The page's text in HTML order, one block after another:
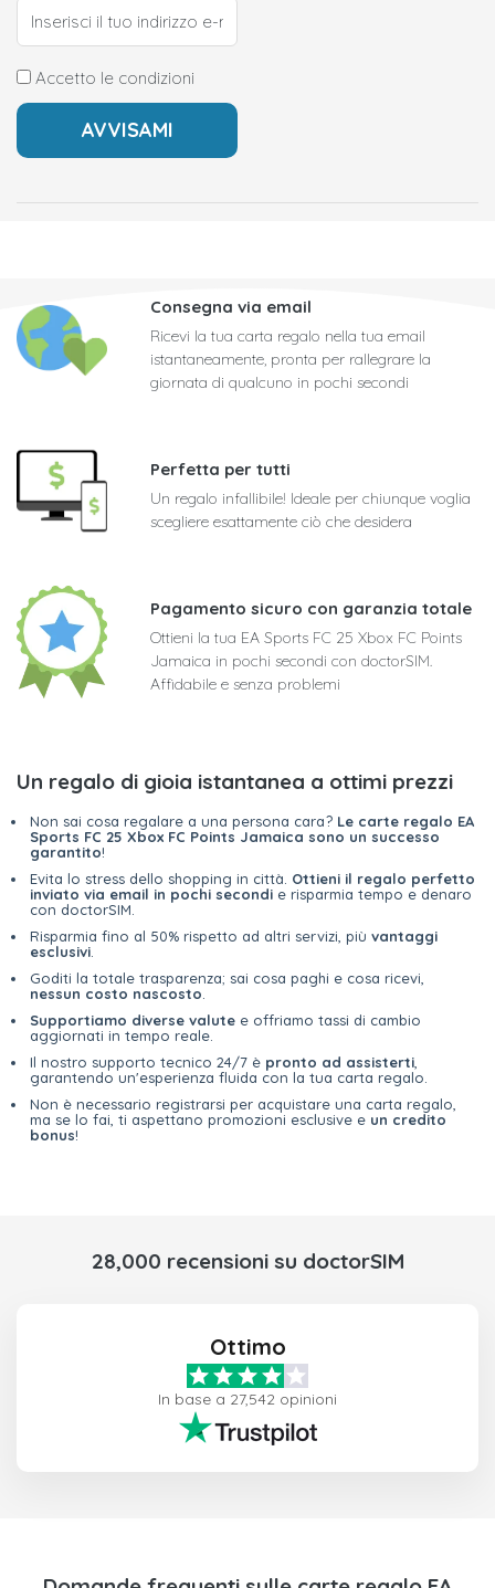
Accetto le condizioni
Consegna via email
Ricevi la tua carta regalo nella tua email
istantaneamente, pronta per rallegrare la
giornata di qualcuno in pochi secondi
Perfetta per tutti
Un regalo infallibile! Ideale per chiunque voglia
scegliere esattamente ciò che desidera
Pagamento sicuro con garanzia totale
Ottieni la tua EA Sports FC 25 Xbox FC Points
Jamaica in pochi secondi con doctorSIM.
Affidabile e senza problemi
Un regalo di gioia istantanea a ottimi prezzi
Non sai cosa regalare a una persona cara? Le carte regalo EA
Sports FC 25 Xbox FC Points Jamaica sono un successo
garantito!
Evita lo stress dello shopping in città. Ottieni il regalo perfetto
inviato via email in pochi secondi e risparmia tempo e denaro
con doctorSIM.
Risparmia fino al 50% rispetto ad altri servizi, più vantaggi
esclusivi.
Goditi la totale trasparenza; sai cosa paghi e cosa ricevi,
nessun costo nascosto.
Supportiamo diverse valute e offriamo tassi di cambio
aggiornati in tempo reale.
Il nostro supporto tecnico 24/7 è pronto ad assisterti,
garantendo un'esperienza fluida con la tua carta regalo.
Non è necessario registrarsi per acquistare una carta regalo,
ma se lo fai, ti aspettano promozioni esclusive e un credito
bonus!
28,000 recensioni su doctorSIM
Ottimo
In base a 27,542 opinioni